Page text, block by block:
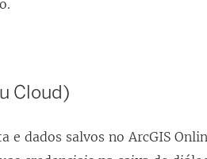
Cloud)
dados salvos no ArcGIS